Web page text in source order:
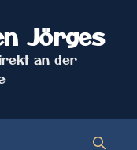
Jörges
an der